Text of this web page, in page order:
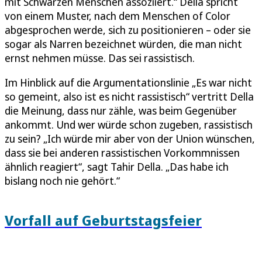
von einem Muster, nach dem Menschen of Color
abgesprochen werde, sich zu positionieren – oder sie
sogar als Narren bezeichnet würden, die man nicht
ernst nehmen müsse. Das sei rassistisch.
Im Hinblick auf die Argumentationslinie „Es war nicht
so gemeint, also ist es nicht rassistisch“ vertritt Della
die Meinung, dass nur zähle, was beim Gegenüber
ankommt. Und wer würde schon zugeben, rassistisch
zu sein? „Ich würde mir aber von der Union wünschen,
dass sie bei anderen rassistischen Vorkommnissen
ähnlich reagiert“, sagt Tahir Della. „Das habe ich
bislang noch nie gehört.“
Vorfall auf Geburtstagsfeier